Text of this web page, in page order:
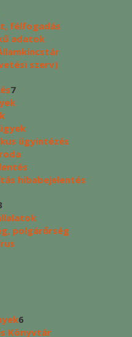
félfogadás
adatok
szerv)
7
ügyintézés
hibabejelentés
polgárőrség
6
Könyvtár